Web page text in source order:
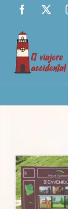
Saltar
contenido
Facebook